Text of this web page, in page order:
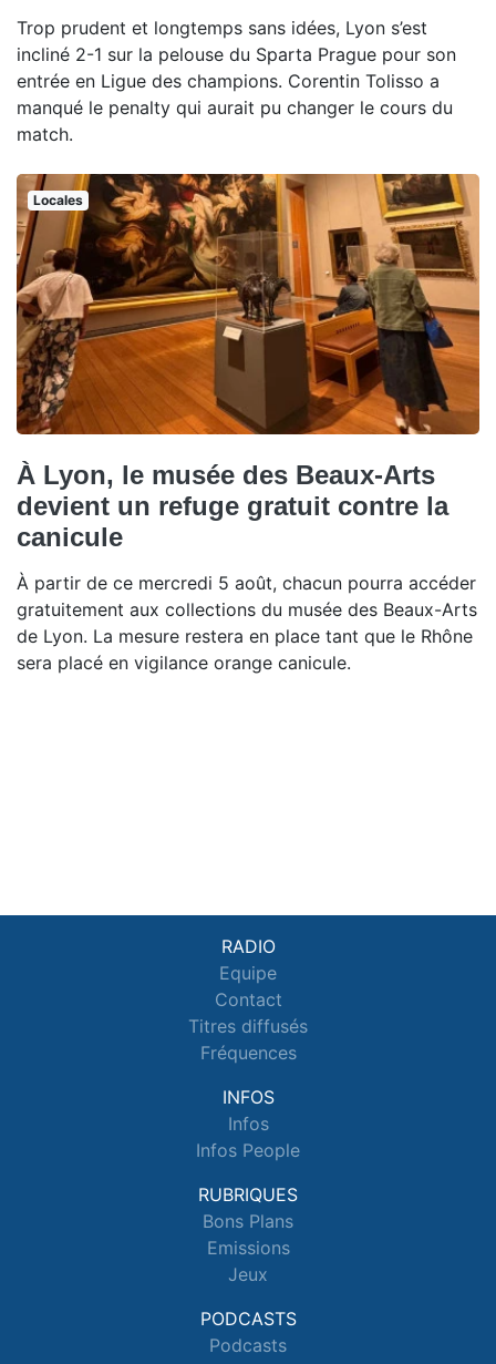
Trop prudent et longtemps sans idées, Lyon s’est
incliné 2-1 sur la pelouse du Sparta Prague pour son
entrée en Ligue des champions. Corentin Tolisso a
manqué le penalty qui aurait pu changer le cours du
match.
Locales
À Lyon, le musée des Beaux-Arts
devient un refuge gratuit contre la
canicule
À partir de ce mercredi 5 août, chacun pourra accéder
gratuitement aux collections du musée des Beaux-Arts
de Lyon. La mesure restera en place tant que le Rhône
sera placé en vigilance orange canicule.
RADIO
Equipe
Contact
Titres diffusés
Fréquences
INFOS
Infos
Infos People
RUBRIQUES
Bons Plans
Emissions
Jeux
PODCASTS
Podcasts